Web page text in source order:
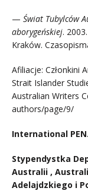
— Świat Tubylców
aborygeńskiej.
Kraków.
Afiliacje: Członkini
Strait Islander
Australian Writers
authors/page/9/
International PEN.
Stypendystka
Australii ,
Adelajdzkiego i